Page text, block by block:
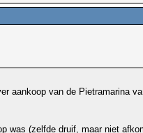
aankoop van de Pietramarina
was (zelfde druif, maar niet